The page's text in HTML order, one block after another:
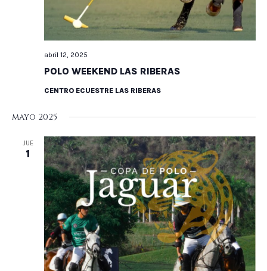
POLO WEEKEND LAS RIBERAS
abril 12, 2025
CENTRO ECUESTRE LAS RIBERAS
mayo 2025
JUE
1